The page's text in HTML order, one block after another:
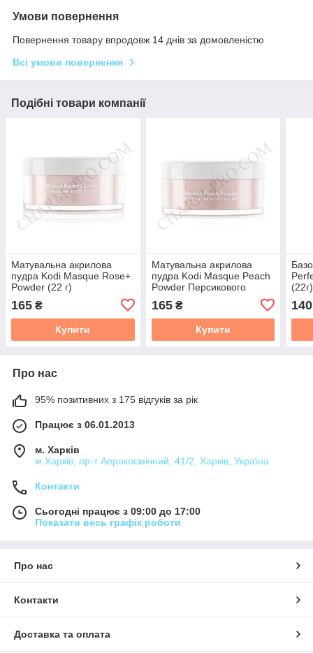
Умови повернення
Повернення товару впродовж 14 днів за домовленістю
Всі умови повернення
Подібні товари компанії
Матувальна акрилова
пудра Kodi Masque Rose+
Powder (22 г)
165 ₴
Купити
Матувальна акрилова
пудра Kodi Masque Peach
Powder Персикового
165₴
Купити
(22г)
140
Про нас
95% позитивних з 175 відгуків за рік
Працює з 06.01.2013
м. Харків
м.Харків, пр-т Аерокосмічний, 41/2, Харків, Україна
Контакти
Сьогодні працює з 09:00 до 17:00
Показати весь графік роботи
Про нас
Контакти
Доставка та оплата